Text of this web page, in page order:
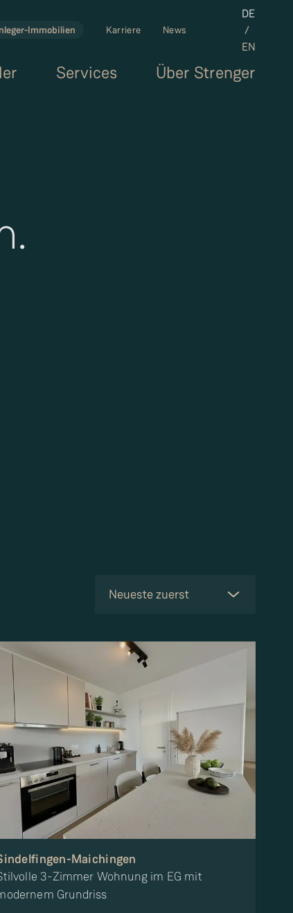
Immobilien Karriere News
Set the
DE
/
EN
Services Über Strenger
Neueste zuerst
Maichingen
3-Zimmer Wohnung im EG mit
Grundriss